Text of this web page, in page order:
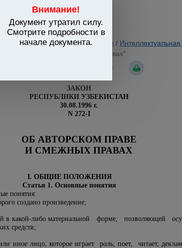
Внимание!
Документ утратил силу.
Смотрите подробности в
начале документа.
/ Утратившие силу акты /
авторском праве и смежных правах"
ЗАКОН
РЕСПУБЛИКИ УЗБЕКИСТАН
30.08.1996 г.
N 272-I
ОБ АВТОРСКОМ ПРАВЕ
И СМЕЖНЫХ ПРАВАХ
I. ОБЩИЕ ПОЛОЖЕНИЯ
Статья 1. Основные понятия
понятия:
создано произведение;
в какой-либо материальной форме, позволяющей
средств;
иное лицо, которое играет роль, поет, читает,